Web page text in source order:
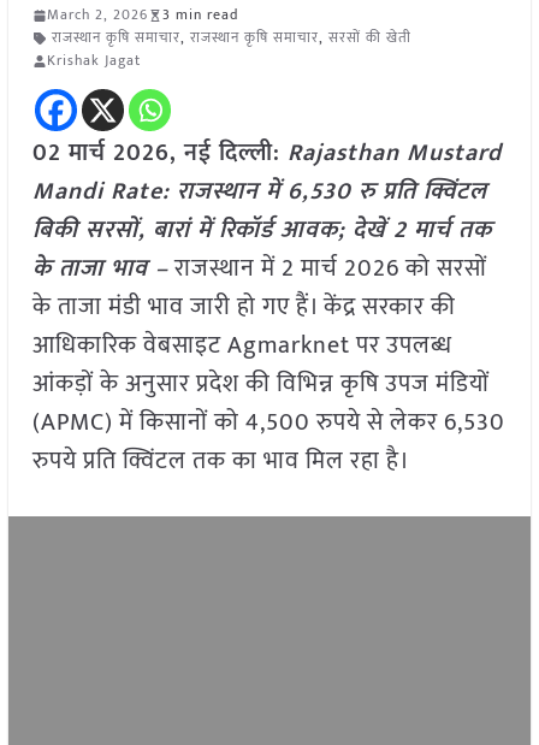
March 2, 2026
3 min read
राजस्थान कृषि समाचार, राजस्थान कृषि समाचार, सरसों की खेती
Krishak Jagat
02 मार्च 2026, नई दिल्ली: Rajasthan Mustard
Mandi Rate: राजस्थान में 6,530 रु प्रति क्विंटल
बिकी सरसों, बारां में रिकॉर्ड आवक; देखें 2 मार्च तक
के ताजा भाव –राजस्थान में 2 मार्च 2026 को सरसों
के ताजा मंडी भाव जारी हो गए हैं। केंद्र सरकार की
आधिकारिक वेबसाइट Agmarknet पर उपलब्ध
आंकड़ों के अनुसार प्रदेश की विभिन्न कृषि उपज मंडियों
(APMC) में किसानों को 4,500 रुपये से लेकर 6,530
रुपये प्रति क्विंटल तक का भाव मिल रहा है।